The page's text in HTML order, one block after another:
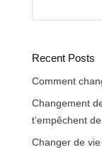
Recent Posts
Comment
Changement
t’empêchent
Changer de